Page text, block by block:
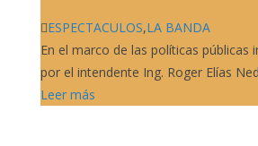
ESPECTACULOS,LA BANDA
En el marco de las políticas públicas
por el intendente Ing. Roger Elías
Leer más